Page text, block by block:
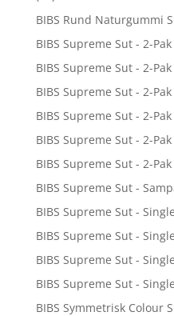
BIBS Rund Naturgummi
BIBS Supreme Sut - 2-Pak
BIBS Supreme Sut - 2-
BIBS Supreme Sut - 2-
BIBS Supreme Sut - 2-
BIBS Supreme Sut - 2-
BIBS Supreme Sut - 2-
BIBS Supreme Sut -
BIBS Supreme Sut -
BIBS Supreme Sut -
BIBS Supreme Sut -
BIBS Supreme Sut -
BIBS Symmetrisk Colour